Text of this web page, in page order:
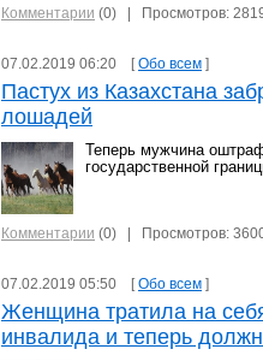
Комментарии (0) | Просмотров:
07.02.2019 06:20 [Обо всем ]
Пастух из Казахстана
лошадей
Теперь мужчина
государственной
Комментарии (0) | Просмотров:
07.02.2019 05:50 [Обо всем ]
Женщина тратила на
инвалида и теперь